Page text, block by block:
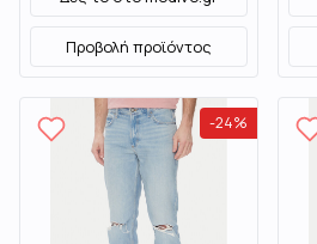
Προβολή προϊόντος
-24%